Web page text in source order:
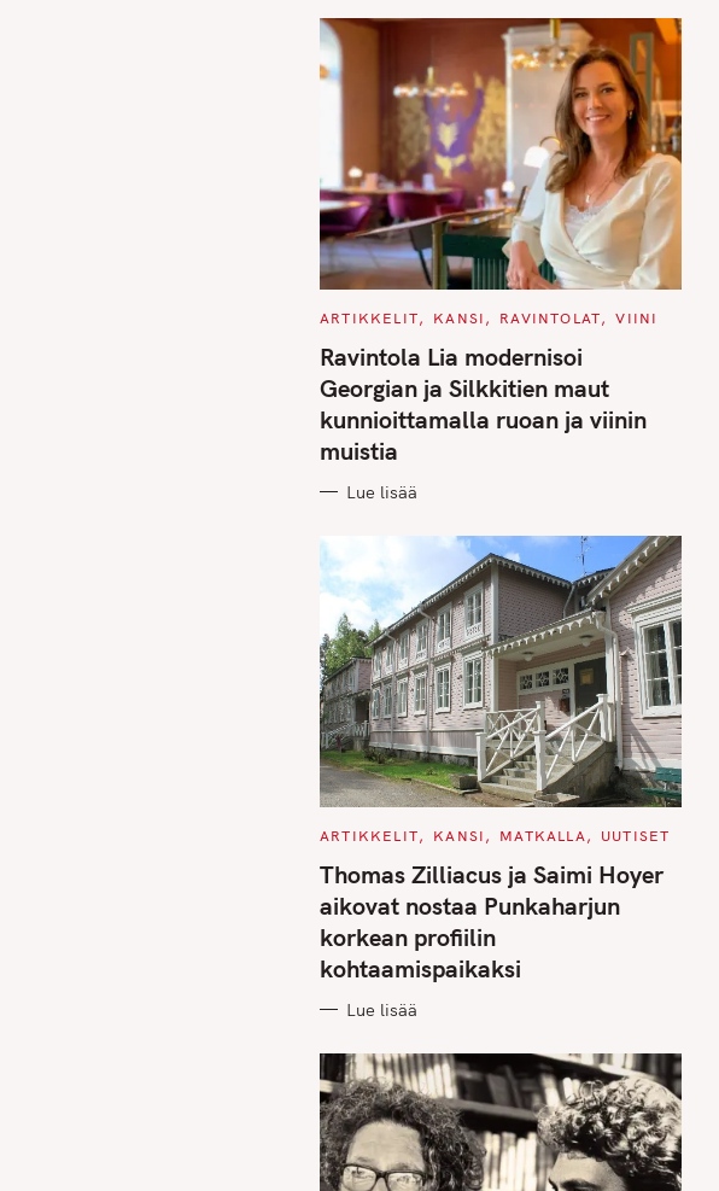
C
T
E
G
O
R
I
S
ARTIKKELIT KANSI RAVINTOLAT VIINI
Ravintola Lia modernisoi
Georgian ja Silkkitien maut
kunnioittamalla ruoan ja viinin
muistia
Lue lisää
C
T
E
O
R
I
E
S
ARTIKKELIT KANSI MATKALLA UUTISET
Thomas Zilliacus ja Saimi Hoyer
aikovat nostaa Punkaharjun
korkean profiilin
kohtaamispaikaksi
Lue lisää